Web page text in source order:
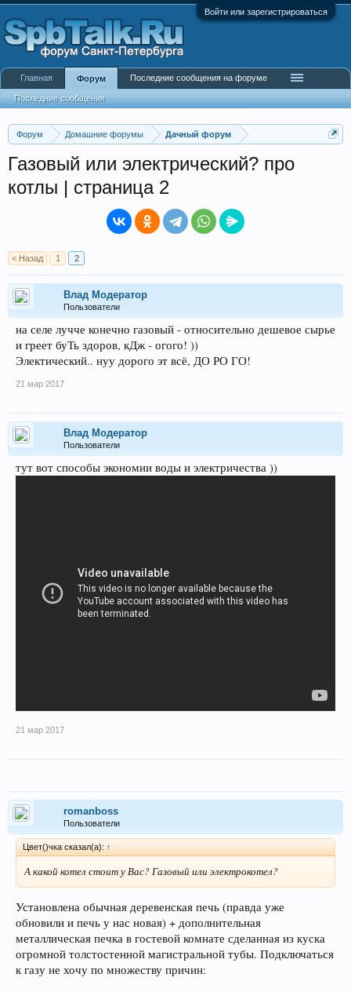
Войти или зарегистрироваться
Форум Домашние форумы Дачный форум
Газовый или электрический? про
котлы | страница 2
< Назад 1 2
Влад Модератор
Пользователи
на селе лучче конечно газовый - относительно дешевое сырье
и греет буТь здоров, кДж - огого! ))
Электический.. нуу дорого эт всё, ДО РО ГО!
21 мар 2017
Влад Модератор
Пользователи
тут вот способы экономии воды и электричества ))
21 мар 2017
romanboss
Пользователи
Цвет()чка сказал(а): ↑
А какой котел стоит у Вас? Газовый или электрокотел?
Установлена обычная деревенская печь (правда уже
обновили и печь у нас новая) + дополнительная
металлическая печка в гостевой комнате сделанная из куска
огромной толстостенной магистральной тубы. Подключаться
к газу не хочу по множеству причин:
Главная Форум
Последние сообщения
Последние сообщения на форуме